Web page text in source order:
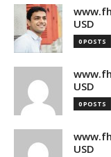
USD
0 POSTS
USD
0 POSTS
USD